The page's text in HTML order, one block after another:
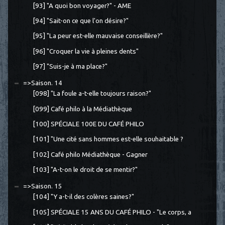
[93] "A quoi bon voyager?" - AME
[94] "Sait-on ce que l'on désire?"
[95] "La peur est-elle mauvaise conseillère?"
[96] "Croquer la vie à pleines dents"
[97] "Suis-je à ma place?"
=>Saison. 14
[098] "La foule a-t-elle toujours raison?"
[099] Café philo à la Médiathèque
[100] SPÉCIALE 100E DU CAFÉ PHILO
[101] "Une cité sans hommes est-elle souhaitable ?
[102] Café philo Médiathèque - Gagner
[103] "A-t-on le droit de se mentir?"
=>Saison. 15
[104] "Y a-t-il des colères saines?"
[105] SPÉCIALE 15 ANS DU CAFÉ PHILO - "Le corps, a